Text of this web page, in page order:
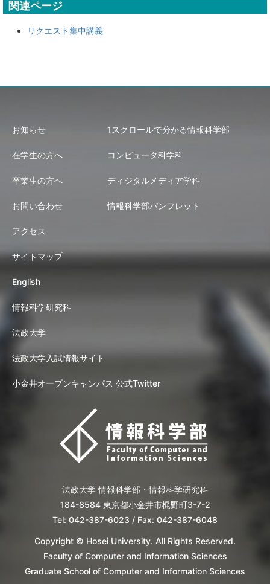
関連ページ
リクエスト集中講義
お知らせ
在学生の方へ
卒業生の方へ
お問い合わせ
アクセス
サイトマップ
English
1スクロールで分かる情報科学部
コンピュータ科学科
ディジタルメディア学科
情報科学部パンフレット
情報科学研究科
法政大学
法政大学入試情報サイト
小金井オープンキャンパス 公式Twitter
法政大学 情報科学部・情報科学研究科
184-8584 東京都小金井市梶野町3-7-2
Tel: 042-387-6023 / Fax: 042-387-6048
Copyright © Hosei University. All Rights Reserved.
Faculty of Computer and Information Sciences
Graduate School of Computer and Information Sciences